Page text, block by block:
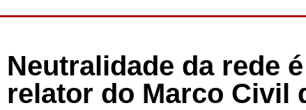
Neutralidade da rede
relator do Marco Civil